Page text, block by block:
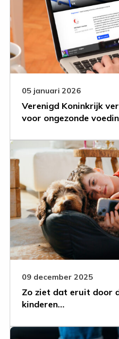
Verenigd Koninkrijk
voor ongezonde
05 januari 2026
Koninkrijk
verbiedt
reclame
voor
ongezonde
voeding
Zo ziet dat eruit door
kinderen…
09 december 2025
Leer
meer
over
Zo
ziet
dat
eruit
door
de
ogen
van
kinderen…
Leer